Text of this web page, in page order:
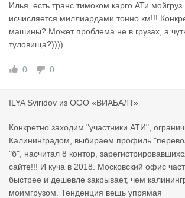
Илья, есть транс тимоком карго АТи
исчисляется миллиардами тонно км!!!
машины? Может проблема не в грузах, а
туловища?))))
0 0
ILYA Sviridov из ООО «ВИАБАЛТ»
Конкретно заходим "участники АТИ",
Калининградом, выбираем профиль
"б", насчитал 8 контор,
сайте!!! И куча в 2018. Московский офис
быстрее и дешевле закрывает, чем
моимгрузом. Тенденция вещь упрямая